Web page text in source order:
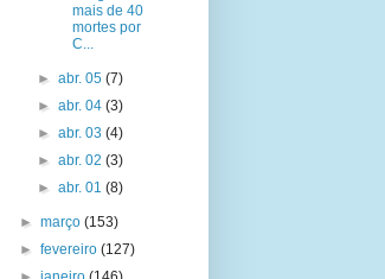
mais de 40
mortes por
C...
► abr. 05 (7)
► abr. 04 (3)
► abr. 03 (4)
► abr. 02 (3)
► abr. 01 (8)
►março(153)
►fevereiro(127)